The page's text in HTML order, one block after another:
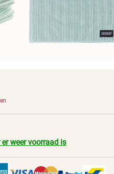
weer voorraad is